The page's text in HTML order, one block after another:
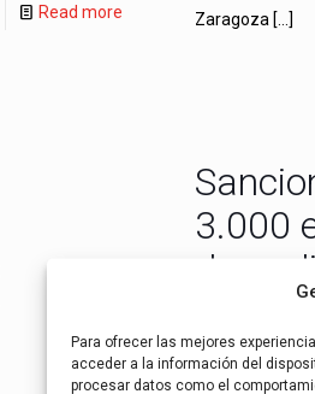
Para ofrecer las mejores
acceder a la información del
procesar datos como el
Read more
Zaragoza […]
3.000
de
auditores de
importante